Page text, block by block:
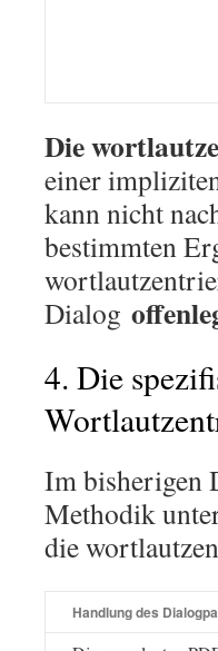
Die
einer
kann nicht
bestimmten
Dialog
4. Die
Im bisherigen
Methodik
die
Handlung des